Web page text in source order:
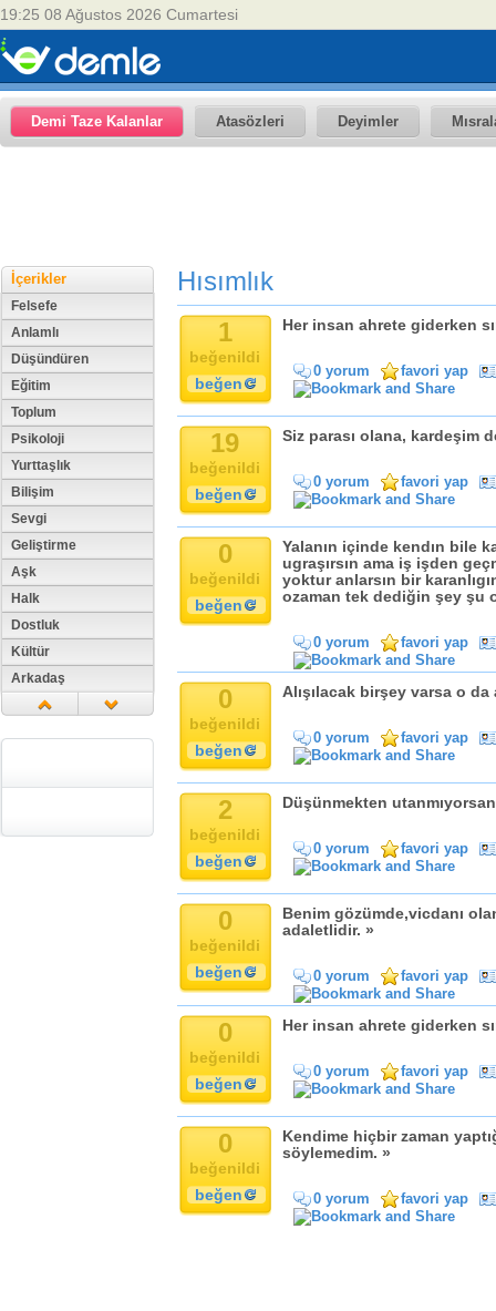
19:25 08 Ağustos 2026 Cumartesi
Demi Taze Kalanlar Atasözleri Deyimler
İçerikler
Felsefe
Anlamlı
Düşündüren
Eğitim
Toplum
Psikoloji
Yurttaşlık
Bilişim
Sevgi
Geliştirme
Aşk
Halk
Dostluk
Kültür
Arkadaş
Din
Zaman
Hısımlık
1
beğenildi
beğen
Her insan ahrete giderken
0 yorum favori yap
19
beğenildi
beğen
Siz parası olana, kardeşim
0 yorum favori yap
0
beğenildi
beğen
Yalanın içinde kendın bile
ugraşırsın ama iş işden
yoktur anlarsın bir
ozaman tek dediğin şey şu
0 yorum favori yap
0
beğenildi
beğen
Alışılacak birşey varsa o da
0 yorum favori yap
2
beğenildi
beğen
Düşünmekten
0 yorum favori yap
0
beğenildi
beğen
Benim gözümde,vicdanı
adaletlidir. »
0 yorum favori yap
0
beğenildi
beğen
Her insan ahrete giderken
0 yorum favori yap
0
beğenildi
beğen
Kendime hiçbir zaman
söylemedim. »
0 yorum favori yap